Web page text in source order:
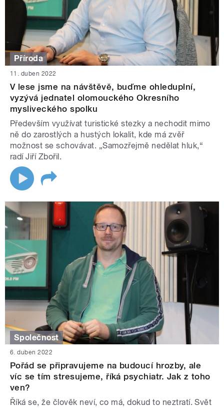
Příroda
11. duben 2022
V lese jsme na návštěvě, buďme ohleduplní,
vyzývá jednatel olomouckého Okresního
mysliveckého spolku
Především využívat turistické stezky a nechodit mimo
ně do zarostlých a hustých lokalit, kde má zvěř
možnost se schovávat. „Samozřejmě nedělat hluk,“
radí Jiří Zbořil.
Společnost
6. duben 2022
Pořád se připravujeme na budoucí hrozby, ale
víc se tím stresujeme, říká psychiatr. Jak z toho
ven?
Říká se, že člověk neví, co má, dokud to neztratí. Svět